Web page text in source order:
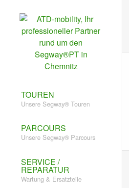
TOUREN
Unsere Segway® Touren
PARCOURS
Unsere Segway® Parcours
SERVICE /
REPARATUR
Wartung & Ersatzteile